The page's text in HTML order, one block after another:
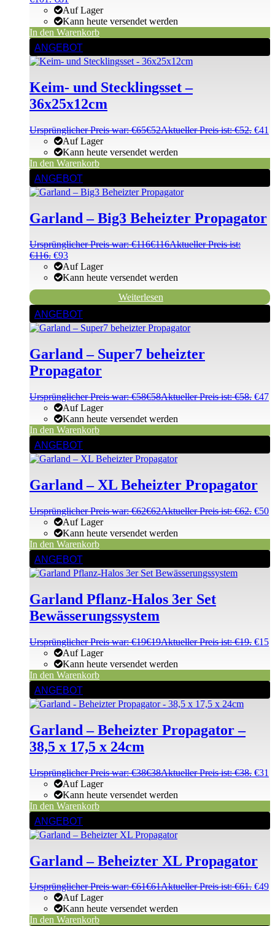
Auf Lager
Kann heute versendet werden
In den Warenkorb
ANGEBOT
Keim- und Stecklingsset –
36x25x12cm
Ursprünglicher Preis war: €65€52Aktueller Preis ist: €52. €41
Auf Lager
Kann heute versendet werden
In den Warenkorb
ANGEBOT
Garland – Big3 Beheizter Propagator
Ursprünglicher Preis war: €116€116Aktueller Preis ist:
€116. €93
Auf Lager
Kann heute versendet werden
Weiterlesen
ANGEBOT
Garland – Super7 beheizter
Propagator
Ursprünglicher Preis war: €58€58Aktueller Preis ist: €58. €47
Auf Lager
Kann heute versendet werden
In den Warenkorb
ANGEBOT
Garland – XL Beheizter Propagator
Ursprünglicher Preis war: €62€62Aktueller Preis ist: €62. €50
Auf Lager
Kann heute versendet werden
In den Warenkorb
ANGEBOT
Garland Pflanz-Halos 3er Set
Bewässerungssystem
Ursprünglicher Preis war: €19€19Aktueller Preis ist: €19. €15
Auf Lager
Kann heute versendet werden
In den Warenkorb
ANGEBOT
Garland – Beheizter Propagator –
38,5 x 17,5 x 24cm
Ursprünglicher Preis war: €38€38Aktueller Preis ist: €38. €31
Auf Lager
Kann heute versendet werden
In den Warenkorb
ANGEBOT
Garland – Beheizter XL Propagator
Ursprünglicher Preis war: €61€61Aktueller Preis ist: €61. €49
Auf Lager
Kann heute versendet werden
In den Warenkorb